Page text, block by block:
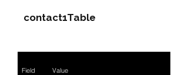
contact1Table
Field Value